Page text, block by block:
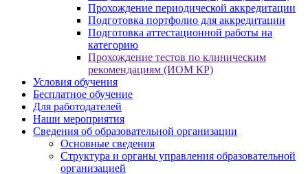
Прохождение периодической аккредитации
Подготовка портфолио для аккредитации
Подготовка аттестационной работы на
категорию
Прохождение тестов по клиническим
рекомендациям (ИОМ КР)
Условия обучения
Бесплатное обучение
Для работодателей
Наши мероприятия
Сведения об образовательной организации
Основные сведения
Структура и органы управления образовательной
организацией